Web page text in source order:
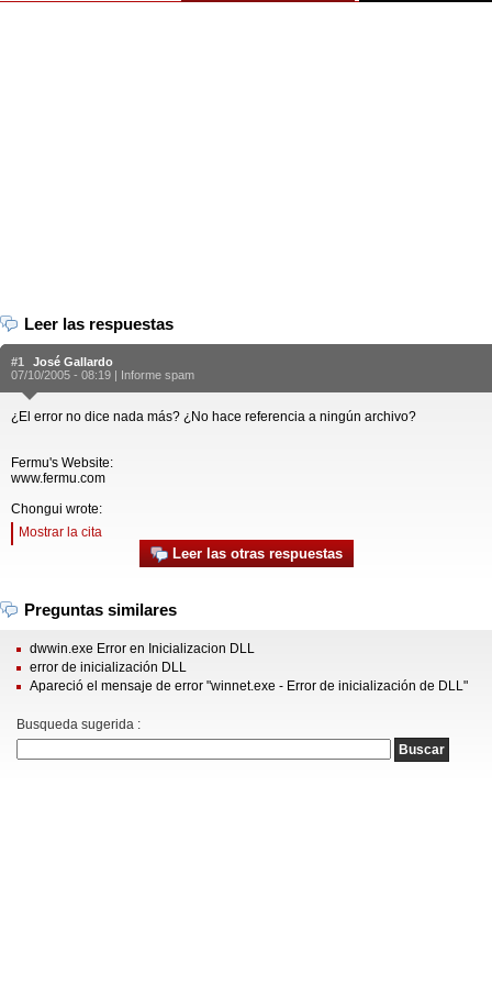
Leer las respuestas
#1
José Gallardo
07/10/2005 - 08:19 | Informe spam
¿El error no dice nada más? ¿No hace referencia a ningún archivo?
Fermu's Website:
www.fermu.com
Chongui wrote:
Mostrar la cita
Leer las otras respuestas
Preguntas similares
dwwin.exe Error en Inicializacion DLL
error de inicialización DLL
Apareció el mensaje de error "winnet.exe - Error de inicialización de DLL"
Busqueda sugerida :